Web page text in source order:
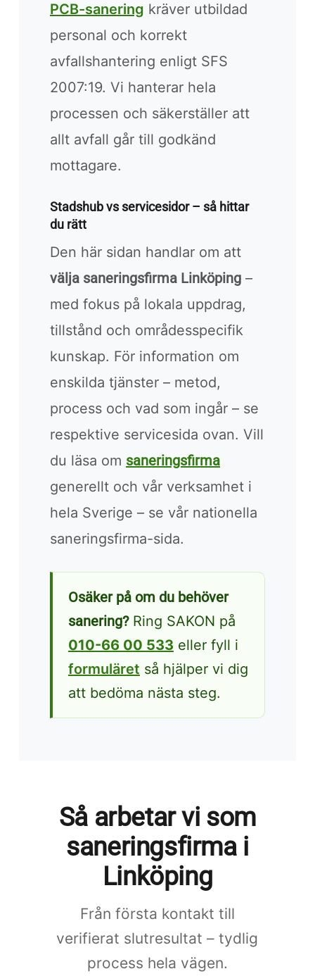
PCB-sanering kräver utbildad
personal och korrekt
avfallshantering enligt SFS
2007:19. Vi hanterar hela
processen och säkerställer att
allt avfall går till godkänd
mottagare.
Stadshub vs servicesidor – så hittar
du rätt
Den här sidan handlar om att
välja saneringsfirma Linköping–
med fokus på lokala uppdrag,
tillstånd och områdesspecifik
kunskap. För information om
enskilda tjänster – metod,
process och vad som ingår – se
respektive servicesida ovan. Vill
du läsa om saneringsfirma
generellt och vår verksamhet i
hela Sverige – se vår nationella
saneringsfirma-sida.
Osäker på om du behöver
sanering?Ring SAKON på
010-66 00 533 eller fyll i
formuläret så hjälper vi dig
att bedöma nästa steg.
Så arbetar vi som
saneringsfirma i
Linköping
Från första kontakt till
verifierat slutresultat – tydlig
process hela vägen.